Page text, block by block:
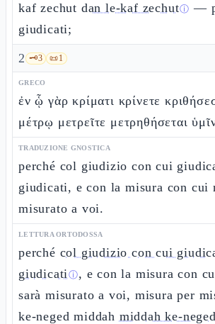
kaf zechut dan le-kaf zechutⓘ —
giudicati;
2 🗝️3 📜1
GRECO
ἐν ᾧ γὰρ κρίματι κρίνετε
μέτρῳ μετρεῖτε μετρηθήσεται
TRADUZIONE GNOSTICA
perché col giudizio con cui
giudicati, e con la misura con cui
misurato a voi.
LETTURA ORTODOSSA
perché col giudizio con cui
giudicatiⓘ, e con la misura con
sarà misurato a voi, misura per
ke-neged middah middah ke-